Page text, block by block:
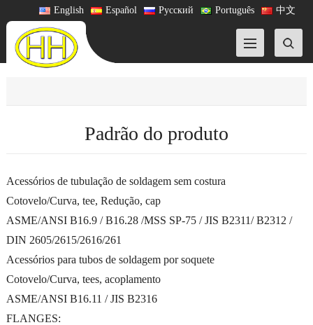
中文
Português
Русский
Español
English
Padrão do produto
Acessórios de tubulação de soldagem sem costura
Cotovelo/Curva, tee, Redução, cap
ASME/ANSI B16.9 / B16.28 /MSS SP-75 / JIS B2311/ B2312 /
DIN 2605/2615/2616/261
Acessórios para tubos de soldagem por soquete
Cotovelo/Curva, tees, acoplamento
ASME/ANSI B16.11 / JIS B2316
FLANGES: